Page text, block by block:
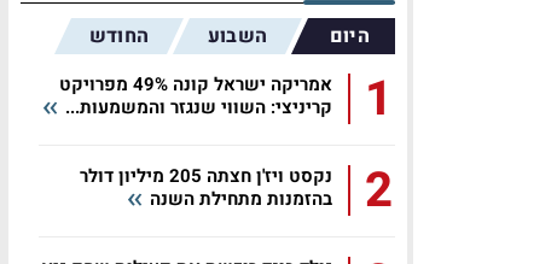
היום השבוע החודש
1
אמריקה ישראל קונה 49% מפרויקט
קריניצי: השווי שנגזר והמשמעות...
2
נקסט ויז'ן חצתה 205 מיליון דולר
בהזמנות מתחילת השנה